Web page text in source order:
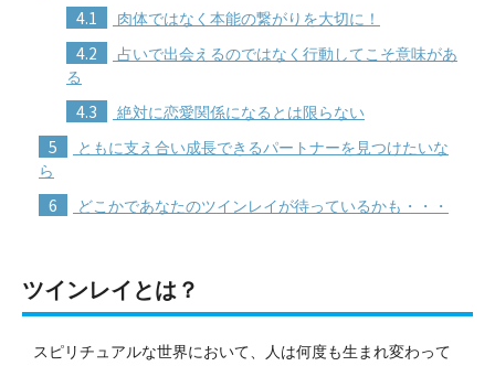
4.1 肉体ではなく本能の繋がりを大切に！
4.2
占いで出会えるのではなく行動してこそ意味があ
る
4.3 絶対に恋愛関係になるとは限らない
5
ともに支え合い成長できるパートナーを見つけたいな
ら
6 どこかであなたのツインレイが待っているかも・・・
ツインレイとは？
スピリチュアルな世界において、人は何度も生まれ変わって